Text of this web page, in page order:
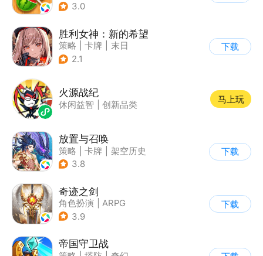
3.0
胜利女神：新的希望
策略 卡牌
末日
| 美少女
2.1
下载
火源战纪
休闲益智 创新品类
马上玩
放置与召唤
策略 卡牌
架空历史
| 积分网赚
3.8
下载
奇迹之剑
角色扮演
ARPG
| 传奇
3.9
下载
帝国守卫战